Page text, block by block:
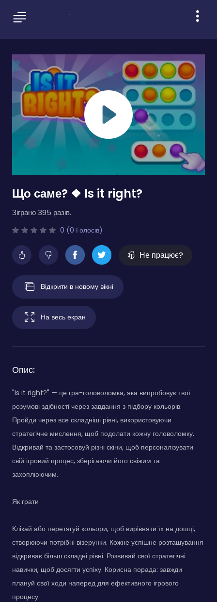
Що саме? ❖ Is it right?
Зіграно 395 разів.
0 (0 Голосів)
Не працює?
Відкрити в новому вікні
На весь екран
Опис:
"Is it right?" — це гра-головоломка, яка випробовує твої
розумові здібності через завдання з підбору кольорів.
Пройди через все складніші рівні, використовуючи
стратегічне мислення, щоб подолати кожну головоломку.
Відкривай та застосовуй різні скіни, щоб персоналізувати
свій ігровий процес, зберігаючи його свіжим та
захоплюючим.
Як грати
Клікай або перетягуй кольори, щоб вирівняти їх на дошці,
створюючи потрібні візерунки. Кожне успішне розташування
відкриває більш складні рівні. Розвивай свої стратегічні
навички, щоб досягти успіху. Корисна порада: завжди
плануй свої ходи наперед для ефективного ігрового
процесу.